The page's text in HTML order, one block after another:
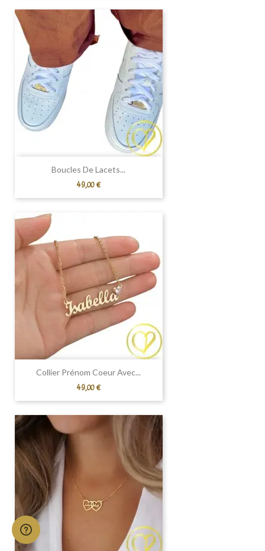
Boucles De Lacets...
Prix
49,00 €
Collier Prénom Coeur Avec...
Prix
49,00 €